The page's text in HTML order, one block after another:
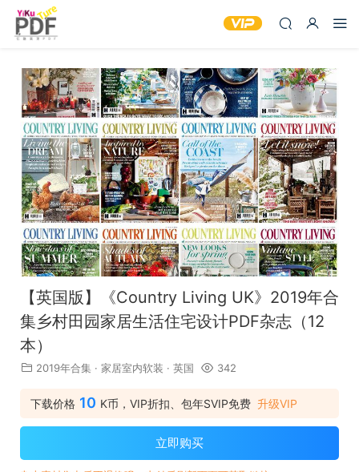
【英国版】《Country Living UK》2019年合
集乡村田园家居生活住宅设计PDF杂志（12
本）
2019年合集 · 家居室内软装 · 英国 342
下载价格 10 K币，VIP折扣、包年SVIP免费 升级VIP
立即购买